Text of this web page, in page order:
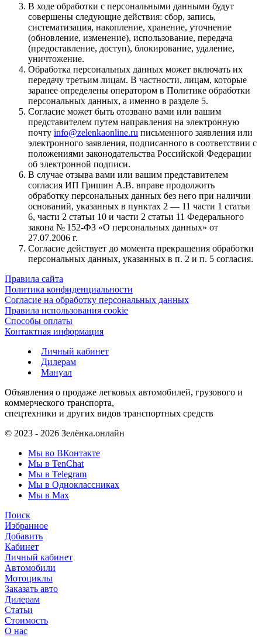
В ходе обработки с персональными данными будут
совершены следующие действия: сбор, запись,
систематизация, накопление, хранение, уточнение
(обновление, изменение), использование, передача
(предоставление, доступ), блокирование, удаление,
уничтожение.
Обработка персональных данных может включать их
передачу третьим лицам. В частности, лицам, которые
заранее определены оператором в Политике обработки
персональных данных, а именно в разделе 5.
Согласие может быть отозвано вами или вашим
представителем путем направления на электронную
почту info@zelenkaonline.ru письменного заявления или
электронного заявления, подписанного в соответствии с
положениями законодательства Российской Федерации
об электронной подписи.
В случае отзыва вами или вашим представителем
согласия ИП Гришин А.В. вправе продолжить
обработку персональных данных без него при наличии
оснований, указанных в пунктах 2 — 11 части 1 статьи
6, части 2 статьи 10 и части 2 статьи 11 Федерального
закона № 152-ФЗ «О персональных данных» от
27.07.2006 г.
Согласие действует до момента прекращения обработки
персональных данных, указанных в п. 2 и п. 5 согласия.
Правила сайта
Политика конфиденциальности
Согласие на обработку персональных данных
Правила использования cookie
Способы оплаты
Контактная информация
Личный кабинет
Дилерам
Мануал
Объявления о продаже легковых автомобилей, грузового и
коммерческого транспорта,
спецтехники и других видов транспортных средств
© 2023 - 2026 Зелёнка.онлайн
Мы во ВКонтакте
Мы в TenChat
Мы в Telegram
Мы в Одноклассниках
Мы в Max
Поиск
Избранное
Добавить
Кабинет
Личный кабинет
Автомобили
Мотоциклы
Заказать авто
Дилерам
Статьи
Стоимость
О нас